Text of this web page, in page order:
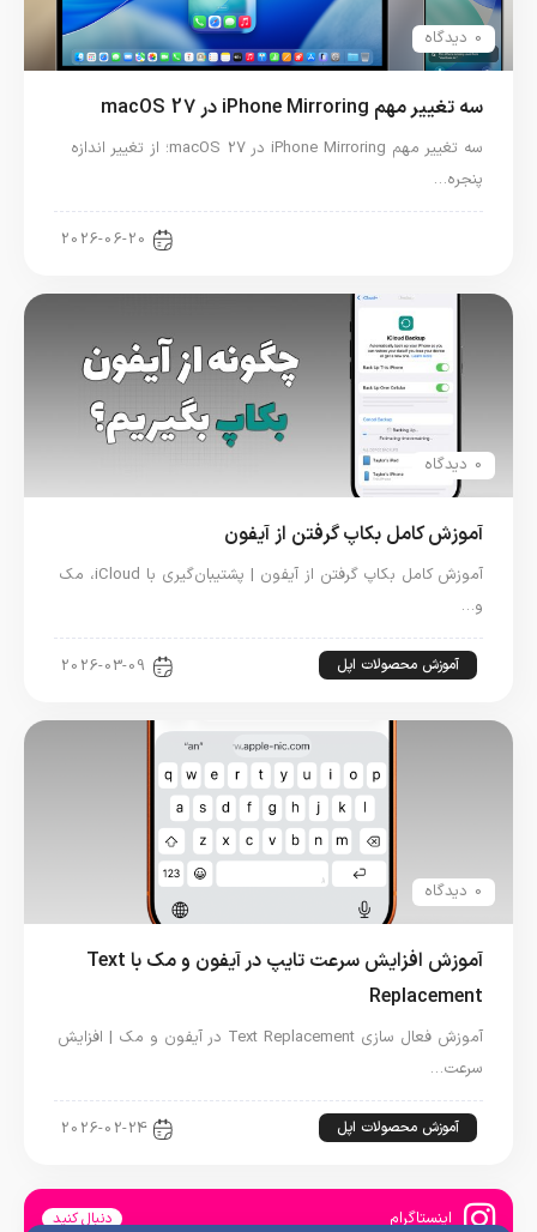
0 دیدگاه
سه تغییر مهم iPhone Mirroring در macOS 27
سه تغییر مهم iPhone Mirroring در macOS 27؛ از تغییر اندازه
پنجره…
2026-06-20
0 دیدگاه
آموزش کامل بکاپ گرفتن از آیفون
آموزش کامل بکاپ گرفتن از آیفون | پشتیبان‌گیری با iCloud، مک
و…
آموزش محصولات اپل 2026-03-09
0 دیدگاه
آموزش افزایش سرعت تایپ در آیفون و مک با Text
Replacement
آموزش فعال سازی Text Replacement در آیفون و مک | افزایش
سرعت…
آموزش محصولات اپل 2026-02-24
اینستاگرام دنبال کنید